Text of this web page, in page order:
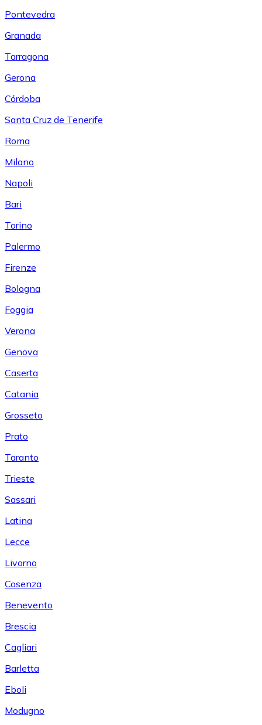
Pontevedra
Granada
Tarragona
Gerona
Córdoba
Santa Cruz de Tenerife
Roma
Milano
Napoli
Bari
Torino
Palermo
Firenze
Bologna
Foggia
Verona
Genova
Caserta
Catania
Grosseto
Prato
Taranto
Trieste
Sassari
Latina
Lecce
Livorno
Cosenza
Benevento
Brescia
Cagliari
Barletta
Eboli
Modugno